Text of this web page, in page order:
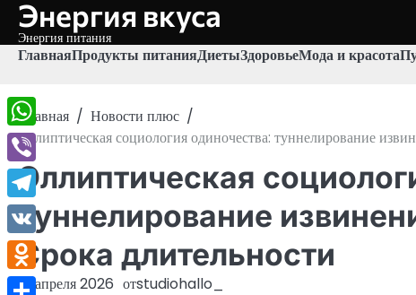
Перейти
содержимому
Энергия вкуса
Энергия питания
ГлавнаяПродукты питанияДиетыЗдоровьеМода и красота
Главная
Новости плюс
Эллиптическая социология одиночества: туннелирование
Эллиптическая
туннелирование
Срока длительности
18 апреля 2026 отstudiohallo_
WhatsApp
Viber
Telegram
VK
Odnoklassniki